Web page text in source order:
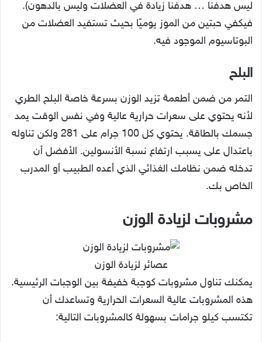
ليس هدفنا … هدفنا زيادة في العضلات وليس بالدهون).
فيكفي حبتين من الموز يوميًا بحيث تستفيد العضلات من
البوتاسيوم الموجود فيه.
البلح
التمر من ضمن أطعمة تزيد الوزن بسرعة خاصة البلح الطري
لأنه يحتوي على سعرات حرارية عالية وفي نفس الوقت يمد
جسمك بالطاقة. يحتوي كل 100 جرام على 281 ولكن تناوله
باعتدال على يسبب ارتفاع نسبة الأنسولين. الأفضل أن
تدخله ضمن نظامك الغذائي الذي أعده الطبيب أو المدرب
الخاص بك.
مشروبات لزيادة الوزن
عصائر لزيادة الوزن
يمكنك تناول مشروبات كوجبة خفيفة بين الوجبات الرئيسية.
هذه المشروبات عالية السعرات الحرارية وتساعدك أن
تكتسب كيلو جرامات بسهولة كالمشروبات التالية: